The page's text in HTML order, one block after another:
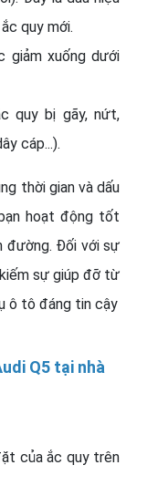
quy mới.
giảm xuống dưới
quy bị gãy, nứt,
cáp...).
thời gian và dấu
hoạt động tốt
đường. Đối với sự
sự giúp đỡ từ
ô tô đáng tin cậy
Q5 tại nhà
của ắc quy trên